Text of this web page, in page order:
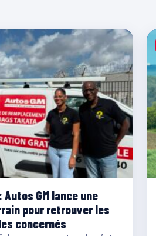
GM lance une
pour retrouver les
concernés